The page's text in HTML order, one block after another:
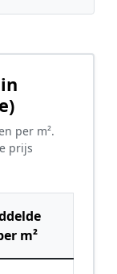
per m².
prijs
m²